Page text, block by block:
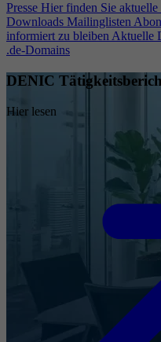
Presse Hier finden Sie aktuelle
Downloads Mailinglisten
informiert zu bleiben Aktuelle
.de-Domains
DENIC
Hier lesen